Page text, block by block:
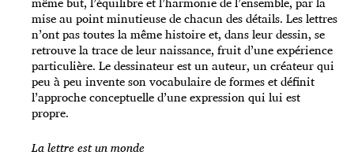
mise au point minutieuse de chacun des détails. Les lettres
n’ont pas toutes la même histoire et, dans leur dessin, se
retrouve la trace de leur naissance, fruit d’une expérience
particulière. Le dessinateur est un auteur, un créateur qui
peu à peu invente son vocabulaire de formes et définit
l’approche conceptuelle d’une expression qui lui est
propre.
La lettre est un monde